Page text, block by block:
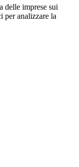
delle imprese sui
per analizzare la